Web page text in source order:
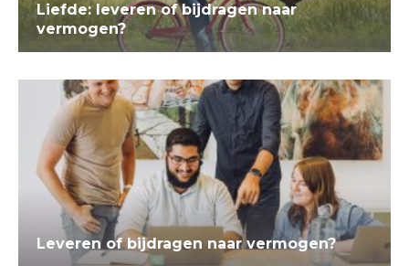
Liefde: leveren of bijdragen naar
vermogen?
Leveren of bijdragen naar vermogen?